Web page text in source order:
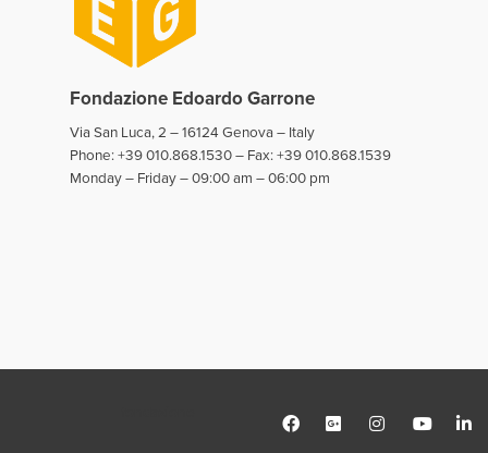
Fondazione Edoardo Garrone
Via San Luca, 2 – 16124 Genova – Italy
Phone: +39 010.868.1530 – Fax: +39 010.868.1539
Monday – Friday – 09:00 am – 06:00 pm